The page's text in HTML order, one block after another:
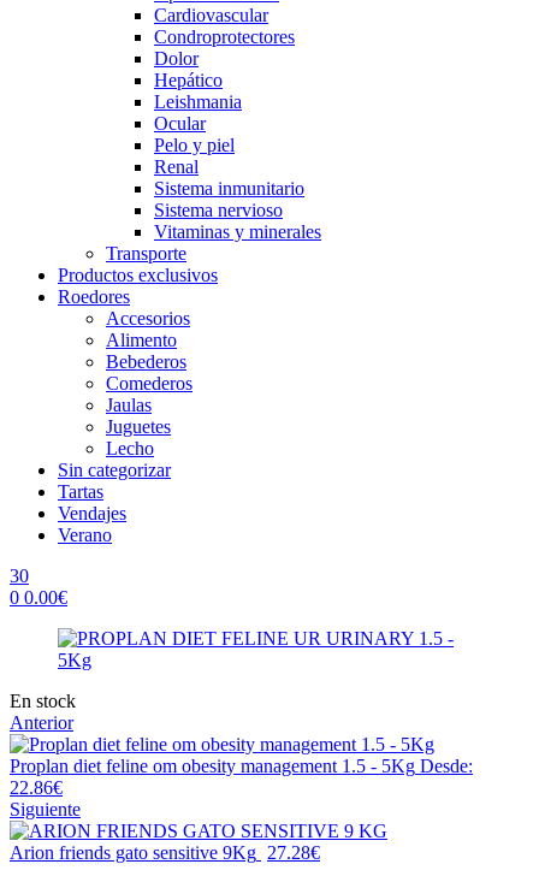
Cardiovascular
Condroprotectores
Dolor
Hepático
Leishmania
Ocular
Pelo y piel
Renal
Sistema inmunitario
Sistema nervioso
Vitaminas y minerales
Transporte
Productos exclusivos
Roedores
Accesorios
Alimento
Bebederos
Comederos
Jaulas
Juguetes
Lecho
Sin categorizar
Tartas
Vendajes
Verano
30
0 0.00€
Availability:
En stock
Anterior
Proplan diet feline om obesity management 1.5 - 5Kg Desde:
22.86€
Siguiente
Arion friends gato sensitive 9Kg 27.28€